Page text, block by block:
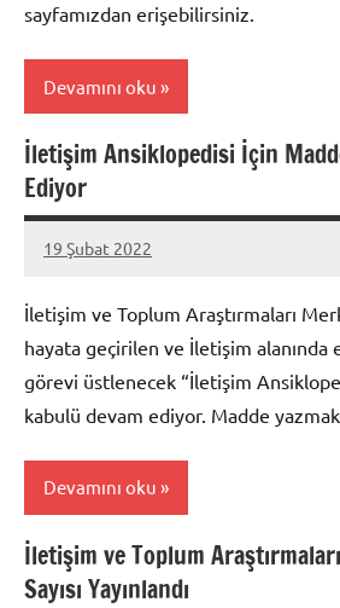
sayfamızdan erişebilirsiniz.
Devamını oku
Duyurular
İletişim Ansiklopedisi İçin
Ediyor
19 Şubat 2022
itam
Yorum
İletişim ve Toplum Araştırmaları
hayata geçirilen ve İletişim
görevi üstlenecek “İletişim
kabulü devam ediyor. Madde
Devamını oku
Duyurular
İletişim ve Toplum
Sayısı Yayınlandı